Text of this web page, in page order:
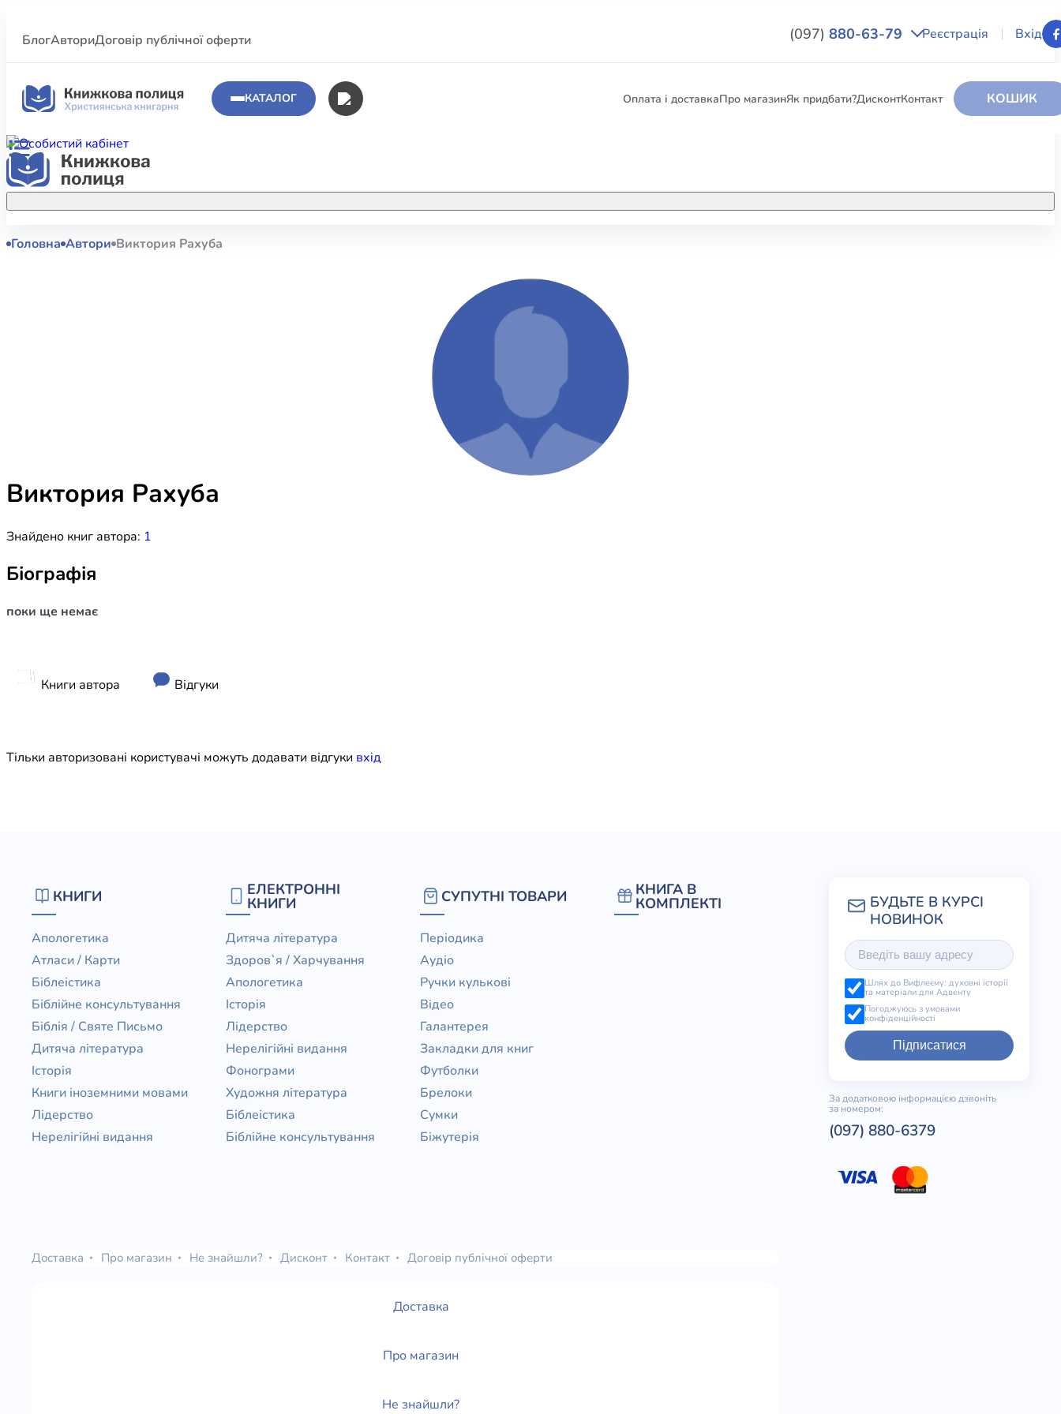
БлогАвториДоговір публічної оферти (097) 880-63-79 Реєстрація Вхід
КАТАЛОГ Оплата і доставкаПро магазинЯк придбати?ДисконтКонтакт КОШИК
Акційні пропозиції
КНИГИ
Біблійне консультування
Художня література
ЕЛЕКТРОННІ КНИГИ
КНИГА В КОМПЛЕКТІ
Головна Автори Виктория Рахуба
Виктория Рахуба
Знайдено книг автора: 1
Біографія
поки ще немає
Книги автора Відгуки
Тільки авторизовані користувачі можуть додавати відгуки вхiд
КНИГИ
Апологетика
Атласи / Карти
Біблеістика
Біблійне консультування
Біблія / Святе Письмо
Дитяча література
Історія
Книги іноземними мовами
Лідерство
Нерелігійні видання
ЕЛЕКТРОННІ
КНИГИ
Дитяча література
Здоров`я / Харчування
Апологетика
Історія
Лідерство
Нерелігійні видання
Фонограми
Художня література
Біблеістика
Біблійне консультування
СУПУТНІ ТОВАРИ
Періодика
Аудіо
Ручки кулькові
Відео
Галантерея
Закладки для книг
Футболки
Брелоки
Сумки
Біжутерія
КНИГА В
КОМПЛЕКТІ
Шлях до Вифлеєму: духовні історії
та матеріали для Адвенту
Погоджуюсь з умовами
конфіденційності
Підписатися
За додатковою інформацією дзвоніть
за номером:
(097) 880-6379
Доставка Про магазин Не знайшли? Дисконт Контакт Договір публічної оферти
Доставка
Про магазин
Не знайшли?